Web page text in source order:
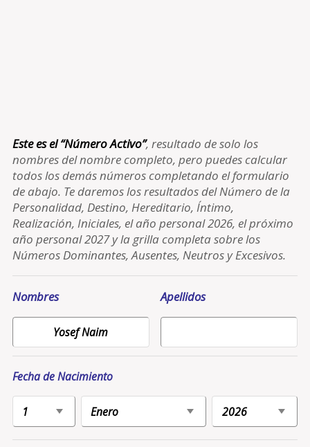
Este es el “Número Activo”, resultado de solo los
nombres del nombre completo, pero puedes calcular
todos los demás números completando el formulario
de abajo. Te daremos los resultados del Número de la
Personalidad, Destino, Hereditario, Íntimo,
Realización, Iniciales, el año personal 2026, el próximo
año personal 2027 y la grilla completa sobre los
Números Dominantes, Ausentes, Neutros y Excesivos.
Nombres Apellidos
Fecha de Nacimiento